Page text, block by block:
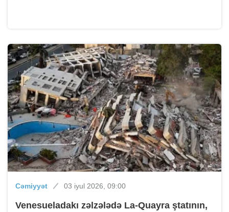
Cəmiyyət 03 iyul 2026, 09:00
Venesueladakı zəlzələdə La-Quayra ştatının,